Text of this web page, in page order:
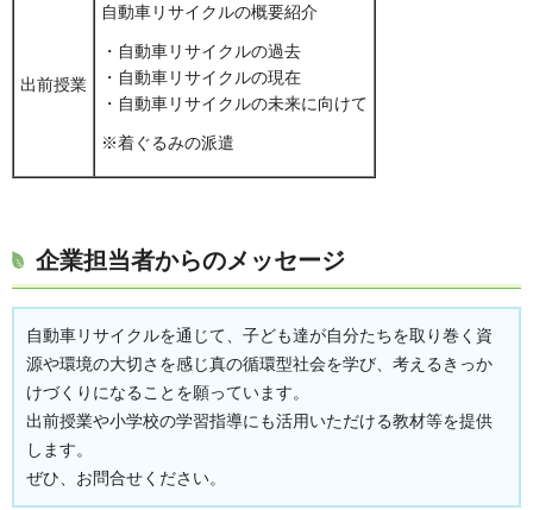
出前授業
自動車リサイクルの概要紹介
・自動車リサイクルの過去
・自動車リサイクルの現在
・自動車リサイクルの未来に向けて
※着ぐるみの派遣
企業担当者からのメッセージ
自動車リサイクルを通じて、子ども達が自分たちを取り巻く資
源や環境の大切さを感じ真の循環型社会を学び、考えるきっか
けづくりになることを願っています。
出前授業や小学校の学習指導にも活用いただける教材等を提供
します。
ぜひ、お問合せください。